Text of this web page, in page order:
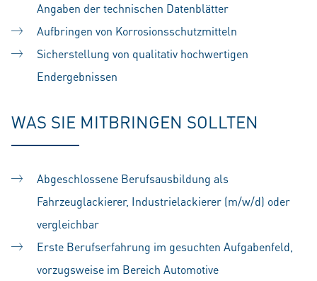
Angaben der technischen Datenblätter
Aufbringen von Korrosionsschutzmitteln
Sicherstellung von qualitativ hochwertigen
Endergebnissen
WAS SIE MITBRINGEN SOLLTEN
Abgeschlossene Berufsausbildung als
Fahrzeuglackierer, Industrielackierer (m/w/d) oder
vergleichbar
Erste Berufserfahrung im gesuchten Aufgabenfeld,
vorzugsweise im Bereich Automotive